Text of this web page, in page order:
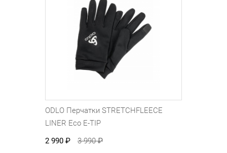
ODLO Перчатки STRETCHFLEECE
LINER Eco E-TIP
2 990 ₽ 3 990₽